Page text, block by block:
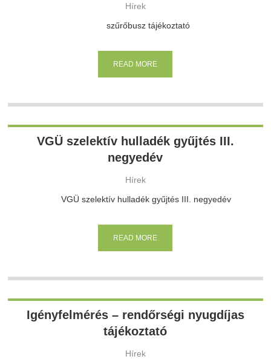
Hírek
szűrőbusz tájékoztató
READ MORE
VGÜ szelektív hulladék gyűjtés III.
negyedév
Hírek
VGÜ szelektív hulladék gyűjtés III. negyedév
READ MORE
Igényfelmérés – rendőrségi nyugdíjas
tájékoztató
Hírek